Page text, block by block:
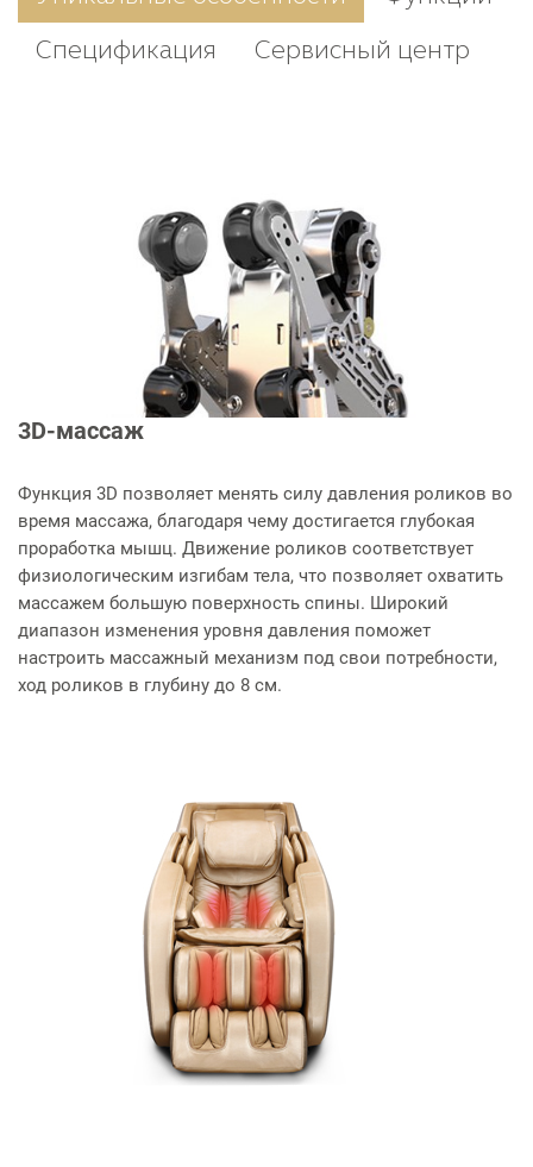
Спецификация
Сервисный центр
3D-массаж
Функция 3D позволяет менять силу давления роликов во
время массажа, благодаря чему достигается глубокая
проработка мышц. Движение роликов соответствует
физиологическим изгибам тела, что позволяет охватить
массажем большую поверхность спины. Широкий
диапазон изменения уровня давления поможет
настроить массажный механизм под свои потребности,
ход роликов в глубину до 8 см.